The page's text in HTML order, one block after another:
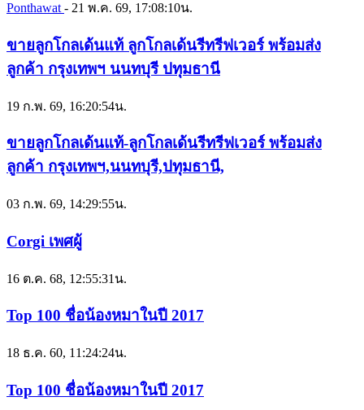
Ponthawat - 21 พ.ค. 69, 17:08:10น.
ขายลูกโกลเด้นแท้ ลูกโกลเด้นรีทรีฟเวอร์ พร้อมส่ง
ลูกค้า กรุงเทพฯ นนทบุรี ปทุมธานี
19 ก.พ. 69, 16:20:54น.
ขายลูกโกลเด้นแท้-ลูกโกลเด้นรีทรีฟเวอร์ พร้อมส่ง
ลูกค้า กรุงเทพฯ,นนทบุรี,ปทุมธานี,
03 ก.พ. 69, 14:29:55น.
Corgi เพศผู้
16 ต.ค. 68, 12:55:31น.
Top 100 ชื่อน้องหมาในปี 2017
18 ธ.ค. 60, 11:24:24น.
Top 100 ชื่อน้องหมาในปี 2017